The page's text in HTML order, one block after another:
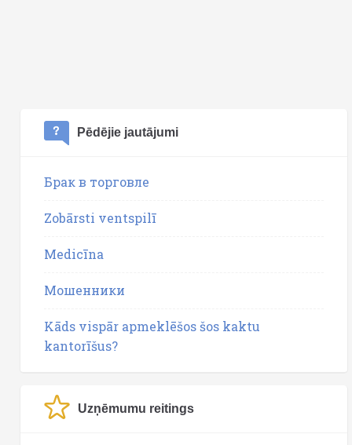
Pēdējie jautājumi
Брак в торговле
Zobārsti ventspilī
Medicīna
Мошенники
Kāds vispār apmeklēšos šos kaktu
kantorīšus?
Uzņēmumu reitings